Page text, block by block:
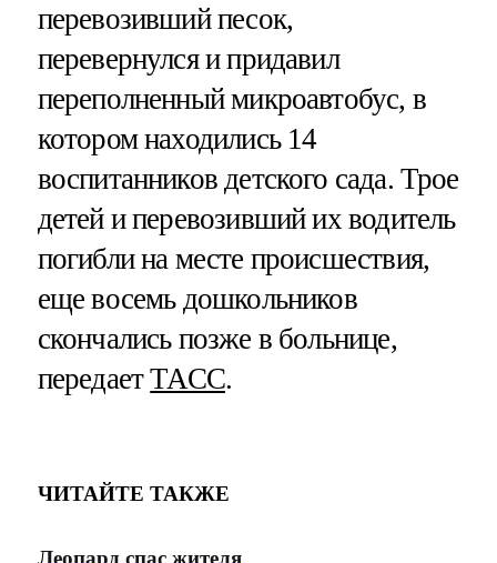
перевозивший песок,
перевернулся и придавил
переполненный микроавтобус, в
котором находились 14
воспитанников детского сада. Трое
детей и перевозивший их водитель
погибли на месте происшествия,
еще восемь дошкольников
скончались позже в больнице,
передаетТАСС.
ЧИТАЙТЕ ТАКЖЕ
Леопард спас жителя